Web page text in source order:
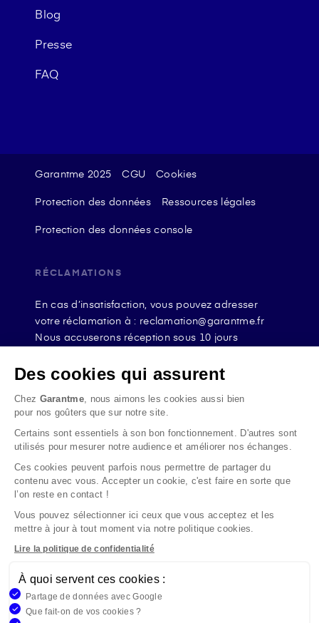
Blog
Presse
FAQ
Garantme 2025 CGU Cookies
Protection des données Ressources légales
Protection des données console
RÉCLAMATIONS
En cas d’insatisfaction, vous pouvez adresser
votre réclamation à : reclamation@garantme.fr
Nous accuserons réception sous 10 jours
état de cause, nous répondrons à la réclamation
au maximum dans les 2 mois.
Si le désaccord persiste, vous pouvez solliciter
l’avis du Médiateur de l’Assurance par internet à
l’adresse La médiation de l’assurance - Accueil
Par courrier à l’adresse : La Médiation de
l’Assurance TSA 50110 75441 PARIS CEDEX 09 ou
par email à l’adresse www.mediation-
assurance.org
La saisine du Médiateur de l’Assurance est gratuite
mais ne peut intervenir qu’après nous avoir
adressé une réclamation écrite.
Garantme, société par actions simplifiée au capital de 19
Des cookies qui assurent
Chez Garantme, nous aimons les cookies aussi bien
pour nos goûters que sur notre site.
Certains sont essentiels à son bon fonctionnement. D'autres sont
utilisés pour mesurer notre audience et améliorer nos échanges.
Ces cookies peuvent parfois nous permettre de partager du
contenu avec vous. Accepter un cookie, c'est faire en sorte que
l’on reste en contact !
Vous pouvez sélectionner ici ceux que vous acceptez et les
mettre à jour à tout moment via notre politique cookies.
Lire la politique de confidentialité
À quoi servent ces cookies :
Partage de données avec Google
Que fait-on de vos cookies ?